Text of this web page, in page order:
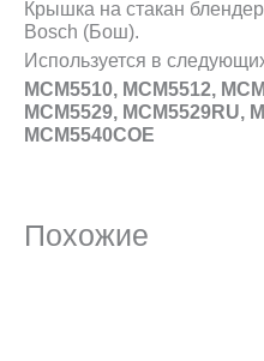
Крышка на стакан
Bosch (Бош).
Используется в
MCM5510, MCM5512,
MCM5529, MCM5529RU,
MCM5540COE
Похожие